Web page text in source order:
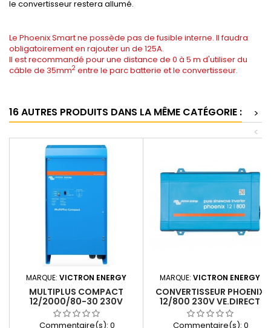
le convertisseur restera allumé.
Le Phoenix Smart ne possède pas de fusible interne. Il faudra
obligatoirement en rajouter un de 125A.
Il est recommandé pour une distance de 0 à 5 m d'utiliser du
câble de 35mm2 entre le parc batterie et le convertisseur.
16 AUTRES PRODUITS DANS LA MÊME CATÉGORIE :
>
<
MARQUE: VICTRON ENERGY
MULTIPLUS COMPACT
12/2000/80-30 230V
VE.BUS
Commentaire(s): 0
MARQUE: VICTRON ENERGY
CONVERTISSEUR PHOENIX
12/800 230V VE.DIRECT
SCHUKO
Commentaire(s): 0